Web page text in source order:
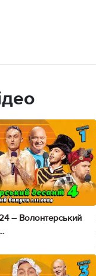
– Волонтерський